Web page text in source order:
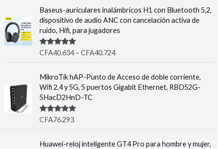
Baseus-auriculares inalámbricos H1 con Bluetooth 5,2,
dispositivo de audio ANC con cancelación activa de
ruido, Hifi, para jugadores
Rated5.00
CFA40.634– CFA40.724
MikroTik hAP-Punto de Acceso de doble corriente,
Wifi 2,4 y 5G, 5 puertos Gigabit Ethernet, RBD52G-
5HacD2HnD-TC
Rated5.00
CFA76.293
Huawei-reloj inteligente GT4 Pro para hombre y mujer,